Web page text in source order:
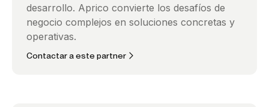
desarrollo. Aprico convierte los desafíos de
negocio complejos en soluciones concretas y
operativas.
Contactar a este partner